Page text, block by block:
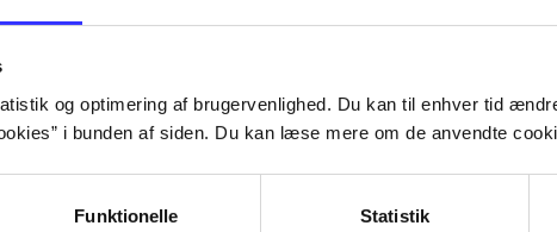
og optimering af brugervenlighed. Du kan til enhver tid
i bunden af siden. Du kan læse mere om de anvendte
Funktionelle Statistik